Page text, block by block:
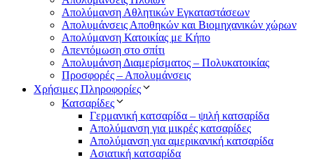
Απολύμανση Αθλητικών Εγκαταστάσεων
Απολυμάνσεις Αποθηκών και Βιομηχανικών χώρων
Απολύμανση Κατοικίας με Κήπο
Απεντόμωση στο σπίτι
Απολυμάνση Διαμερίσματος – Πολυκατοικίας
Προσφορές – Απολυμάνσεις
Χρήσιμες Πληροφορίες
Κατσαρίδες
Γερμανική κατσαρίδα – ψιλή κατσαρίδα
Απολύμανση για μικρές κατσαρίδες
Απολύμανση για αμερικανική κατσαρίδα
Ασιατική κατσαρίδα